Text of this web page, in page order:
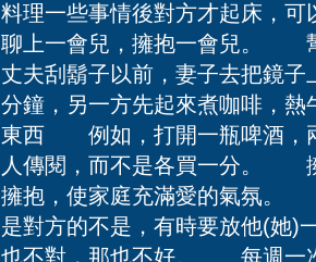
料理一些事情後對方才起床，
聊上一會兒，擁抱一會兒。
丈夫刮鬍子以前，妻子去把鏡
分鐘，另一方先起來煮咖啡，
東西 例如，打開一瓶啤酒，
人傳閱，而不是各買一分。
擁抱，使家庭充滿愛的氣氛
是對方的不是，有時要放他(她)
也不對，那也不好。 每週一